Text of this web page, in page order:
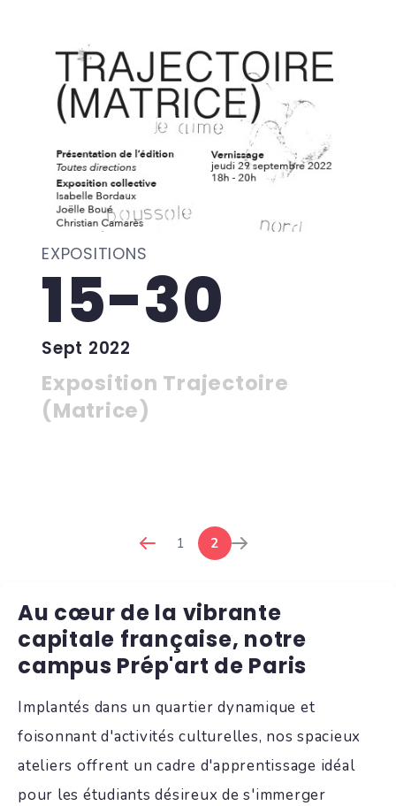
EXPOSITIONS
15-30
Sept 2022
Exposition Trajectoire
(Matrice)
1 2
Au cœur de la vibrante
capitale française, notre
campus Prép'art de Paris
Implantés dans un quartier dynamique et
foisonnant d'activités culturelles, nos spacieux
ateliers offrent un cadre d'apprentissage idéal
pour les étudiants désireux de s'immerger